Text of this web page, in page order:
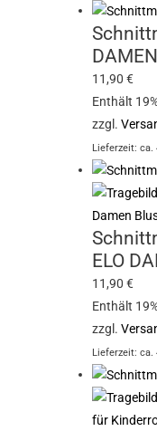
11,90€
Enthält
zzgl.
Lieferzeit: ca.
ELO
11,90€
Enthält
zzgl.
Lieferzeit: ca.